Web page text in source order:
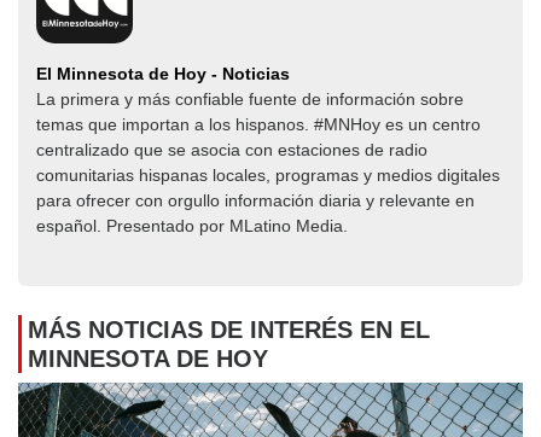
El Minnesota de Hoy - Noticias
La primera y más confiable fuente de información sobre
temas que importan a los hispanos. #MNHoy es un centro
centralizado que se asocia con estaciones de radio
comunitarias hispanas locales, programas y medios digitales
para ofrecer con orgullo información diaria y relevante en
español. Presentado por MLatino Media.
MÁS NOTICIAS DE INTERÉS EN EL
MINNESOTA DE HOY